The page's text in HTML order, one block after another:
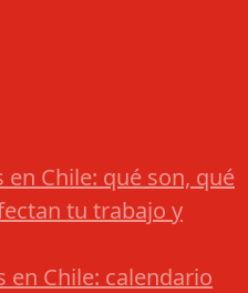
Chile: qué son, qué
tu trabajo y
en Chile: calendario